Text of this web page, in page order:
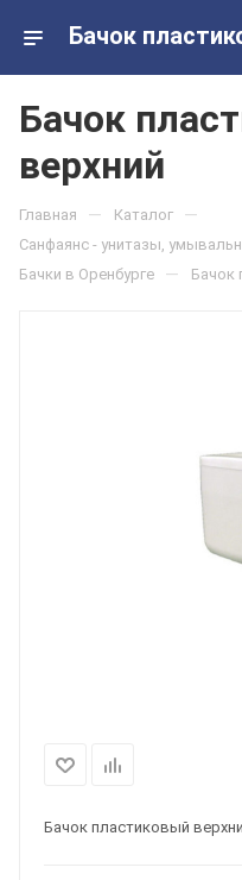
Бачок
верхний
Главная — Каталог —
Санфаянс - унитазы,
Бачки в Оренбурге — Бачок
Бачок пластиковый